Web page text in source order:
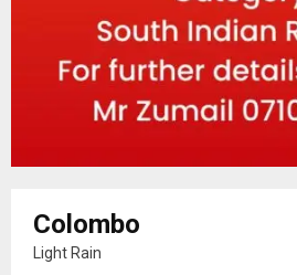
Colombo
Light Rain